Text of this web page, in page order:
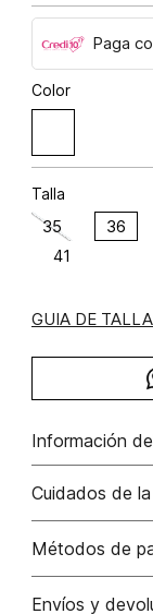
Paga
Color
Talla
35 36
41
GUIA DE
Información
100.00% /
Cuidados de
Métodos de
Tarjetas de
Envíos y